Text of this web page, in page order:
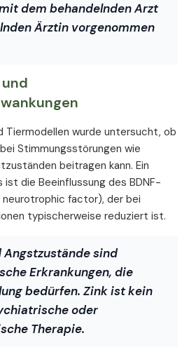
dem behandelnden Arzt
Ärztin vorgenommen
Tiermodellen wurde untersucht, ob
Stimmungsstörungen wie
beitragen kann. Ein
ist die Beeinflussung des BDNF-
factor), der bei
typischerweise reduziert ist.
Angstzustände sind
Erkrankungen, die
bedürfen. Zink ist kein
oder
Therapie.